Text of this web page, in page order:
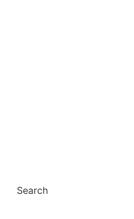
Search